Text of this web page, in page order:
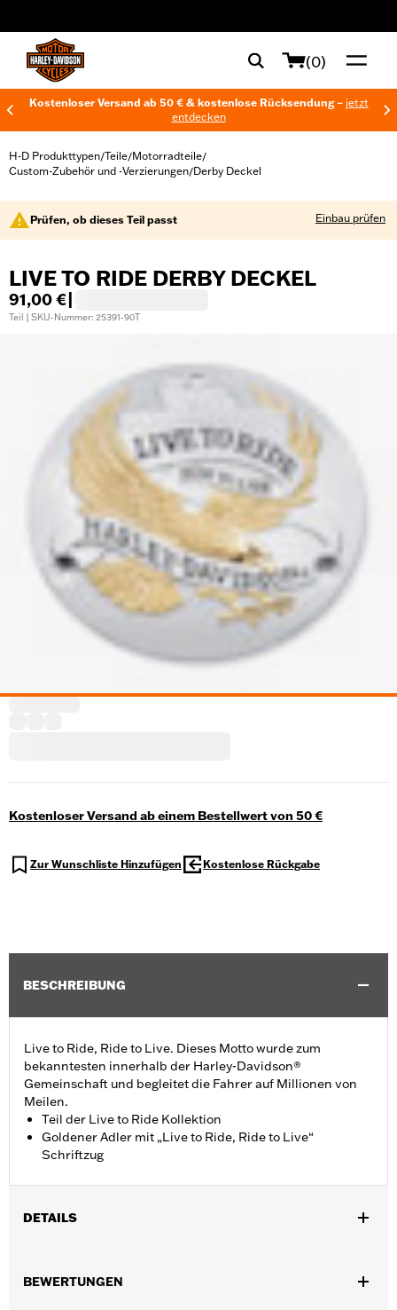
(0)
Kostenloser Versand ab 50 € & kostenlose Rücksendung – jetzt
entdecken
H-D Produkttypen/Teile/Motorradteile/
Custom-Zubehör und -Verzierungen/Derby Deckel
Prüfen, ob dieses Teil passt Einbau prüfen
LIVE TO RIDE DERBY DECKEL
91,00 €
Teil | SKU-Nummer: 25391-90T
Kostenloser Versand ab einem Bestellwert von 50 €
Zur Wunschliste Hinzufügen Kostenlose Rückgabe
BESCHREIBUNG
Live to Ride, Ride to Live. Dieses Motto wurde zum
bekanntesten innerhalb der Harley-Davidson®
Gemeinschaft und begleitet die Fahrer auf Millionen von
Meilen.
Teil der Live to Ride Kollektion
Goldener Adler mit „Live to Ride, Ride to Live“
Schriftzug
DETAILS
Kollektion:Live to Ride
BEWERTUNGEN